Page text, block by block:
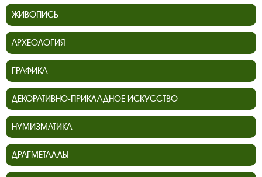
ЖИВОПИСЬ
АРХЕОЛОГИЯ
ГРАФИКА
ДЕКОРАТИВНО-ПРИКЛАДНОЕ ИСКУССТВО
НУМИЗМАТИКА
ДРАГМЕТАЛЛЫ